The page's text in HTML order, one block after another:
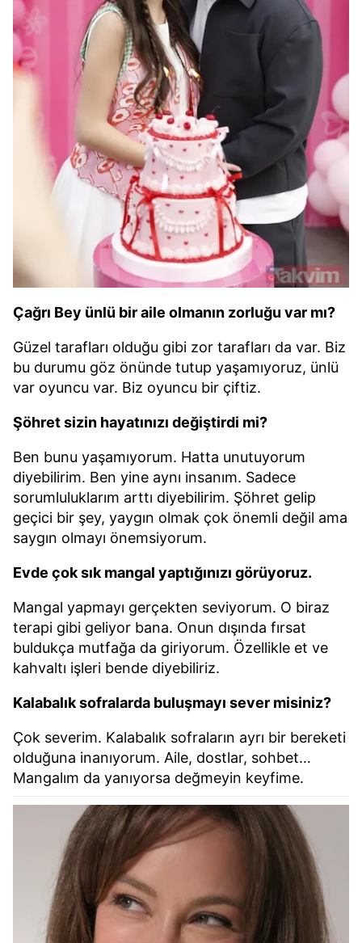
Çağrı Bey ünlü bir aile olmanın zorluğu var mı?
Güzel tarafları olduğu gibi zor tarafları da var. Biz
bu durumu göz önünde tutup yaşamıyoruz, ünlü
var oyuncu var. Biz oyuncu bir çiftiz.
Şöhret sizin hayatınızı değiştirdi mi?
Ben bunu yaşamıyorum. Hatta unutuyorum
diyebilirim. Ben yine aynı insanım. Sadece
sorumluluklarım arttı diyebilirim. Şöhret gelip
geçici bir şey, yaygın olmak çok önemli değil ama
saygın olmayı önemsiyorum.
Evde çok sık mangal yaptığınızı görüyoruz.
Mangal yapmayı gerçekten seviyorum. O biraz
terapi gibi geliyor bana. Onun dışında fırsat
buldukça mutfağa da giriyorum. Özellikle et ve
kahvaltı işleri bende diyebiliriz.
Kalabalık sofralarda buluşmayı sever misiniz?
Çok severim. Kalabalık sofraların ayrı bir bereketi
olduğuna inanıyorum. Aile, dostlar, sohbet…
Mangalım da yanıyorsa değmeyin keyfime.